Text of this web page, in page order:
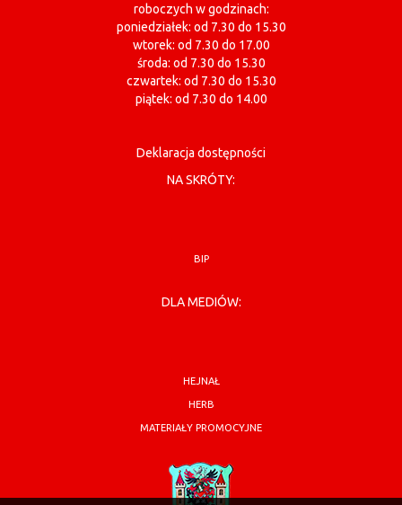
roboczych w godzinach:
poniedziałek: od 7.30 do 15.30
wtorek: od 7.30 do 17.00
środa: od 7.30 do 15.30
czwartek: od 7.30 do 15.30
piątek: od 7.30 do 14.00
Deklaracja dostępności
NA SKRÓTY:
BIP
DLA MEDIÓW:
HEJNAŁ
HERB
MATERIAŁY PROMOCYJNE